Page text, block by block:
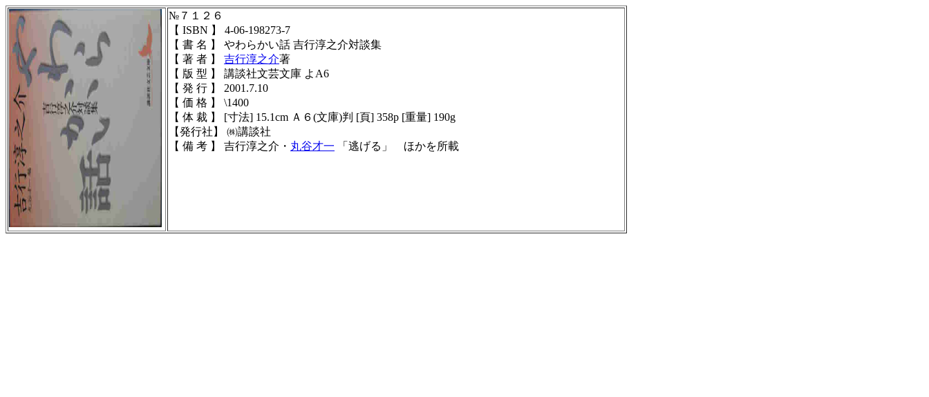
№７１２６
【 ISBN 】 4-06-198273-7
【 書 名 】 やわらかい話 吉行淳之介対談集
【 著 者 】 吉行淳之介著
【 版 型 】 講談社文芸文庫 よA6
【 発 行 】 2001.7.10
【 価 格 】 \1400
【 体 裁 】 [寸法] 15.1cm Ａ６(文庫)判 [頁] 358p [重量] 190g
【発行社】 ㈱講談社
【 備 考 】 吉行淳之介・ 丸谷才一 「逃げる」 ほかを所載